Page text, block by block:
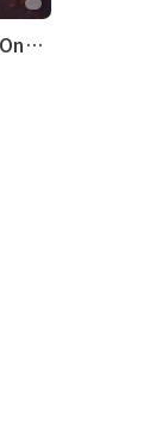
The Fox Files: Seven Keys to One Truth